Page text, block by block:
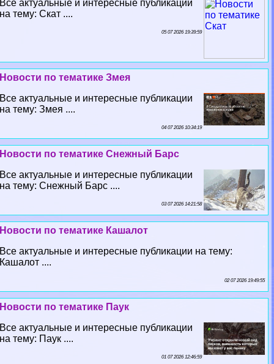
Все актуальные и интересные публикации
на тему: Скат ....
05 07 2026 19:39:59
Новости по тематике Змея
Все актуальные и интересные публикации
на тему: Змея ....
04 07 2026 10:34:19
Новости по тематике Снежный Барс
Все актуальные и интересные публикации
на тему: Снежный Барс ....
03 07 2026 14:21:58
Новости по тематике Кашалот
Все актуальные и интересные публикации на тему:
Кашалот ....
02 07 2026 19:49:55
Новости по тематике Паук
Все актуальные и интересные публикации
на тему: Паук ....
01 07 2026 12:46:59